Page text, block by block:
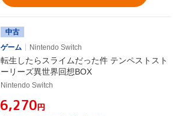
中古
ゲーム
Nintendo Switch
転生したらスライムだった件 テンペストスト
ーリーズ異世界回想BOX
Nintendo Switch
¥6,270円